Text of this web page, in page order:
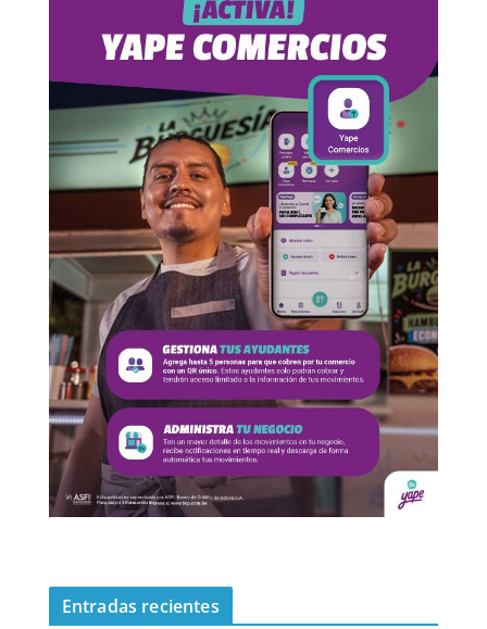
Entradas recientes